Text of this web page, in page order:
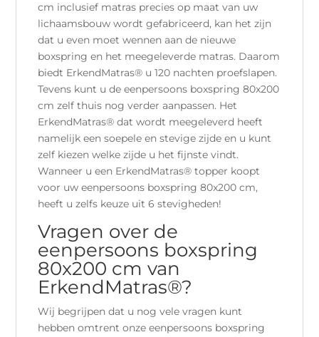
cm inclusief matras precies op maat van uw
lichaamsbouw wordt gefabriceerd, kan het zijn
dat u even moet wennen aan de nieuwe
boxspring en het meegeleverde matras. Daarom
biedt ErkendMatras® u 120 nachten proefslapen.
Tevens kunt u de eenpersoons boxspring 80x200
cm zelf thuis nog verder aanpassen. Het
ErkendMatras® dat wordt meegeleverd heeft
namelijk een soepele en stevige zijde en u kunt
zelf kiezen welke zijde u het fijnste vindt.
Wanneer u een ErkendMatras® topper koopt
voor uw eenpersoons boxspring 80x200 cm,
heeft u zelfs keuze uit 6 stevigheden!
Vragen over de
eenpersoons boxspring
80x200 cm van
ErkendMatras®?
Wij begrijpen dat u nog vele vragen kunt
hebben omtrent onze eenpersoons boxspring